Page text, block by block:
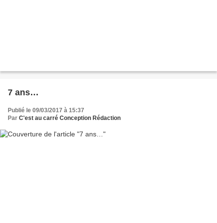
7 ans…
Publié le 09/03/2017 à 15:37
Par C'est au carré Conception Rédaction